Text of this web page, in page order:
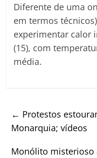
Diferente de uma
em termos
experimentar calor
(15), com
média.
← Protestos
Monarquia; vídeos
Monólito misterioso